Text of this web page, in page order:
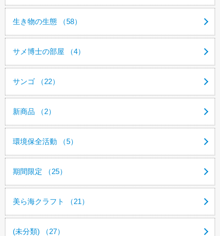
生き物の生態 （58）
サメ博士の部屋 （4）
サンゴ （22）
新商品 （2）
環境保全活動 （5）
期間限定 （25）
美ら海クラフト （21）
(未分類) （27）